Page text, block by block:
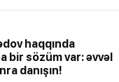
haqqında
bir sözüm var: əvvəl
danışın!